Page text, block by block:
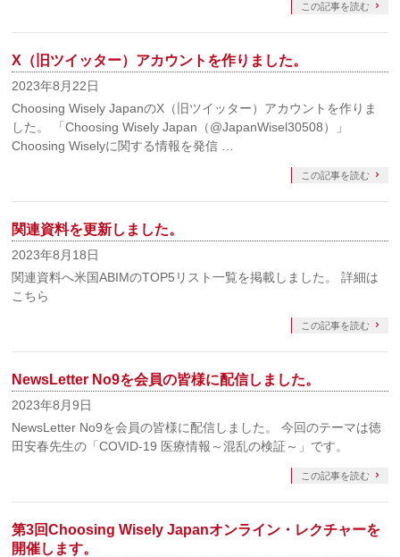
この記事を読む
X（旧ツイッター）アカウントを作りました。
2023年8月22日
Choosing Wisely JapanのX（旧ツイッター）アカウントを作りま
した。 「Choosing Wisely Japan（@JapanWisel30508）」
Choosing Wiselyに関する情報を発信 …
この記事を読む
関連資料を更新しました。
2023年8月18日
関連資料へ米国ABIMのTOP5リスト一覧を掲載しました。 詳細は
こちら
この記事を読む
NewsLetter No9を会員の皆様に配信しました。
2023年8月9日
NewsLetter No9を会員の皆様に配信しました。 今回のテーマは徳
田安春先生の「COVID-19 医療情報～混乱の検証～」です。
この記事を読む
第3回Choosing Wisely Japanオンライン・レクチャーを
開催します。